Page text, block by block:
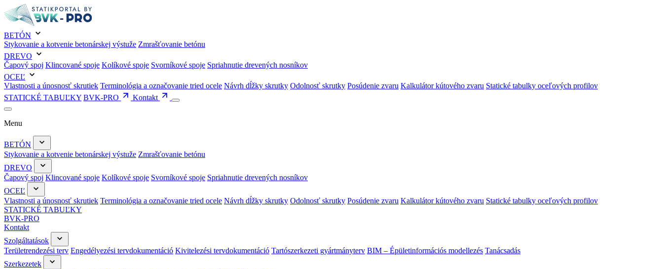
BETÓN
Stykovanie a kotvenie betonárskej výstuže Zmrašťovanie betónu
DREVO
Čapový spoj Klincované spoje Kolíkové spoje Svorníkové spoje Spriahnutie drevených nosníkov
OCEĽ
Vlastnosti a únosnosť skrutiek Terminológia a označovanie tried ocele Návrh dĺžky skrutky Odolnosť skrutky Posúdenie zvaru Kalkulátor kútového zvaru Statické tabulky oceľových profilov
STATICKÉ TABUĽKY BVK-PRO Kontakt
Menu
BETÓN
Stykovanie a kotvenie betonárskej výstuže Zmrašťovanie betónu
DREVO
Čapový spoj Klincované spoje Kolíkové spoje Svorníkové spoje Spriahnutie drevených nosníkov
OCEĽ
Vlastnosti a únosnosť skrutiek Terminológia a označovanie tried ocele Návrh dĺžky skrutky Odolnosť skrutky Posúdenie zvaru Kalkulátor kútového zvaru Statické tabulky oceľových profilov
STATICKÉ TABUĽKY
BVK-PRO
Kontakt
Szolgáltatások
Területrendezési terv Engedélyezési tervdokumentáció Kivitelezési tervdokumentáció Tartószerkezeti gyártmányterv BIM – Épületinformációs modellezés Tanácsadás
Szerkezetek